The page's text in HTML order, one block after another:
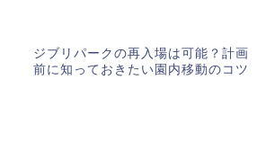
ジブリパークの再入場は可能？計画
前に知っておきたい園内移動のコツ